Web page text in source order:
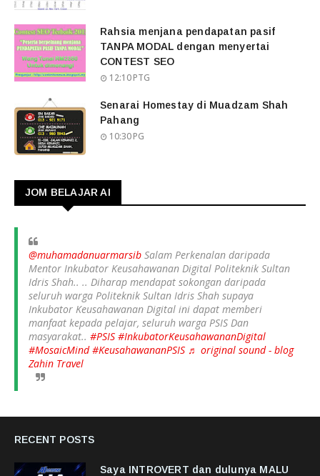
Rahsia menjana pendapatan pasif
TANPA MODAL dengan menyertai
CONTEST SEO
12:10 PTG
Senarai Homestay di Muadzam Shah
Pahang
10:30 PG
JOM BELAJAR AI
@muhamadanuarmarsib Salam Perkenalan daripada
Mentor Inkubator Keusahawanan Digital Politeknik Sultan
Idris Shah.. .. Diharap mendapat sokongan daripada
seluruh warga Politeknik Sultan Idris Shah supaya
Inkubator Keusahawanan Digital ini dapat memberi
manfaat kepada pelajar, seluruh warga PSIS Dan
masyarakat.. #PSIS #InkubatorKeusahawananDigital
#MosaicMind #KeusahawananPSIS ♬ original sound - blog
Zahin Travel
RECENT POSTS
Saya INTROVERT dan dulunya MALU